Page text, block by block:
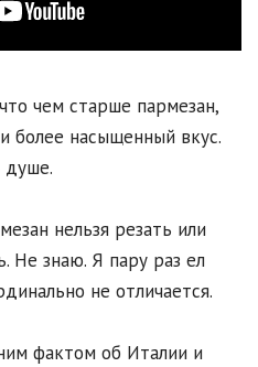
чем старше пармезан,
более насыщенный вкус.
душе.
нельзя резать или
Не знаю. Я пару раз ел
не отличается.
фактом об Италии и